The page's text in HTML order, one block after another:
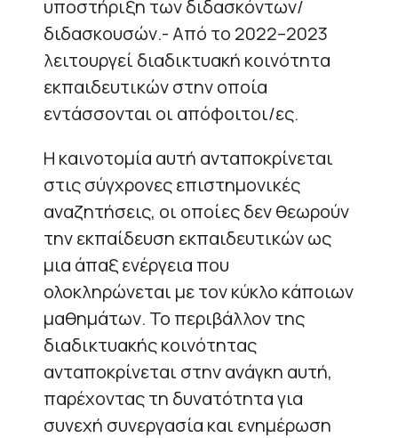
υποστήριξη των διδασκόντων/
διδασκουσών.- Από το 2022–2023
λειτουργεί διαδικτυακή κοινότητα
εκπαιδευτικών στην οποία
εντάσσονται οι απόφοιτοι/ες.
Η καινοτομία αυτή ανταποκρίνεται
στις σύγχρονες επιστημονικές
αναζητήσεις, οι οποίες δεν θεωρούν
την εκπαίδευση εκπαιδευτικών ως
μια άπαξ ενέργεια που
ολοκληρώνεται με τον κύκλο κάποιων
μαθημάτων. Το περιβάλλον της
διαδικτυακής κοινότητας
ανταποκρίνεται στην ανάγκη αυτή,
παρέχοντας τη δυνατότητα για
συνεχή συνεργασία και ενημέρωση